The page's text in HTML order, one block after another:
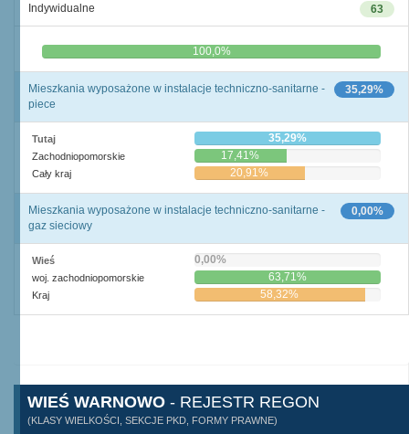
63
Indywidualne
0,0% 100,0%
35,29%
Mieszkania wyposażone w instalacje techniczno-sanitarne -
piece
Tutaj 35,29%
Zachodniopomorskie 17,41%
Cały kraj 20,91%
0,00%
Mieszkania wyposażone w instalacje techniczno-sanitarne -
gaz sieciowy
Wieś 0,00%
woj. zachodniopomorskie 63,71%
Kraj 58,32%
WIEŚ WARNOWO - REJESTR REGON
(KLASY WIELKOŚCI, SEKCJE PKD, FORMY PRAWNE)